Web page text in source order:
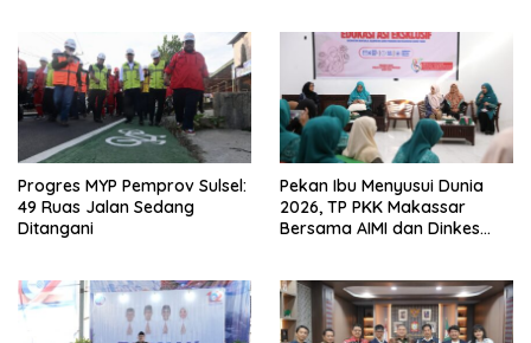
Progres MYP Pemprov Sulsel:
49 Ruas Jalan Sedang
Ditangani
Pekan Ibu Menyusui Dunia
2026, TP PKK Makassar
Bersama AIMI dan Dinkes